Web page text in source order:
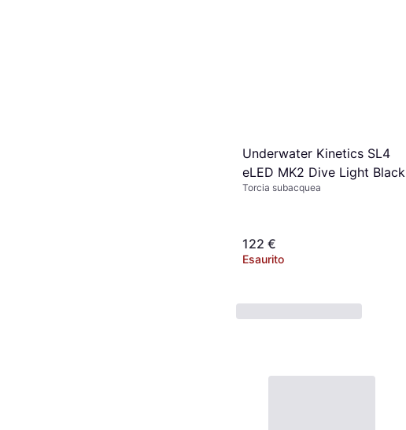
Underwater Kinetics SL4
eLED MK2 Dive Light Black
Torcia subacquea
122 €
Esaurito